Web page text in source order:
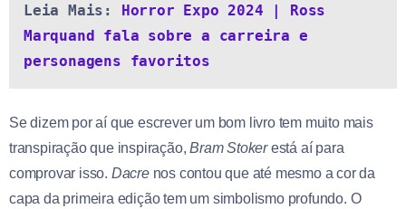
Leia Mais: Horror Expo 2024 | Ross
Marquand fala sobre a carreira e
personagens favoritos
Se dizem por aí que escrever um bom livro tem muito mais
transpiração que inspiração,Bram Stokerestá aí para
comprovar isso. Dacrenos contou que até mesmo a cor da
capa da primeira edição tem um simbolismo profundo. O